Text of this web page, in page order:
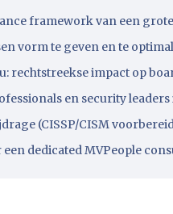
framework van een
vorm te geven en te
rechtstreekse impact op
en security
(CISSP/CISM
dedicated MVPeople